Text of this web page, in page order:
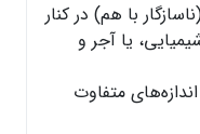
با هم) در کنار
یا آجر و
متفاوت